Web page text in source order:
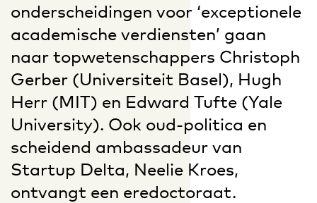
onderscheidingen voor ‘exceptionele
academische verdiensten’ gaan
naar topwetenschappers Christoph
Gerber (Universiteit Basel), Hugh
Herr (MIT) en Edward Tufte (Yale
University). Ook oud-politica en
scheidend ambassadeur van
Startup Delta, Neelie Kroes,
ontvangt een eredoctoraat.